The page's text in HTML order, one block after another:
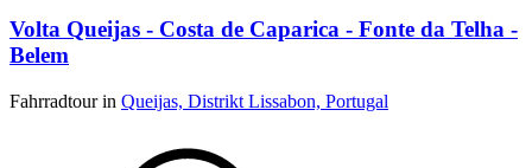
Volta Queijas - Costa de Caparica - Fonte da Telha -
Belem
Fahrradtour in Queijas, Distrikt Lissabon, Portugal